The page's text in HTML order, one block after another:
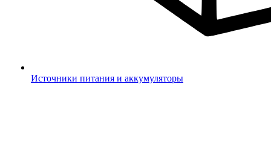
Источники питания и аккумуляторы